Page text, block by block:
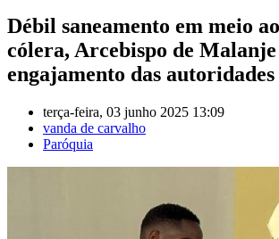
Débil saneamento em meio
cólera, Arcebispo de
engajamento das autoridades
terça-feira, 03 junho 2025 13:09
vanda de carvalho
Paróquia